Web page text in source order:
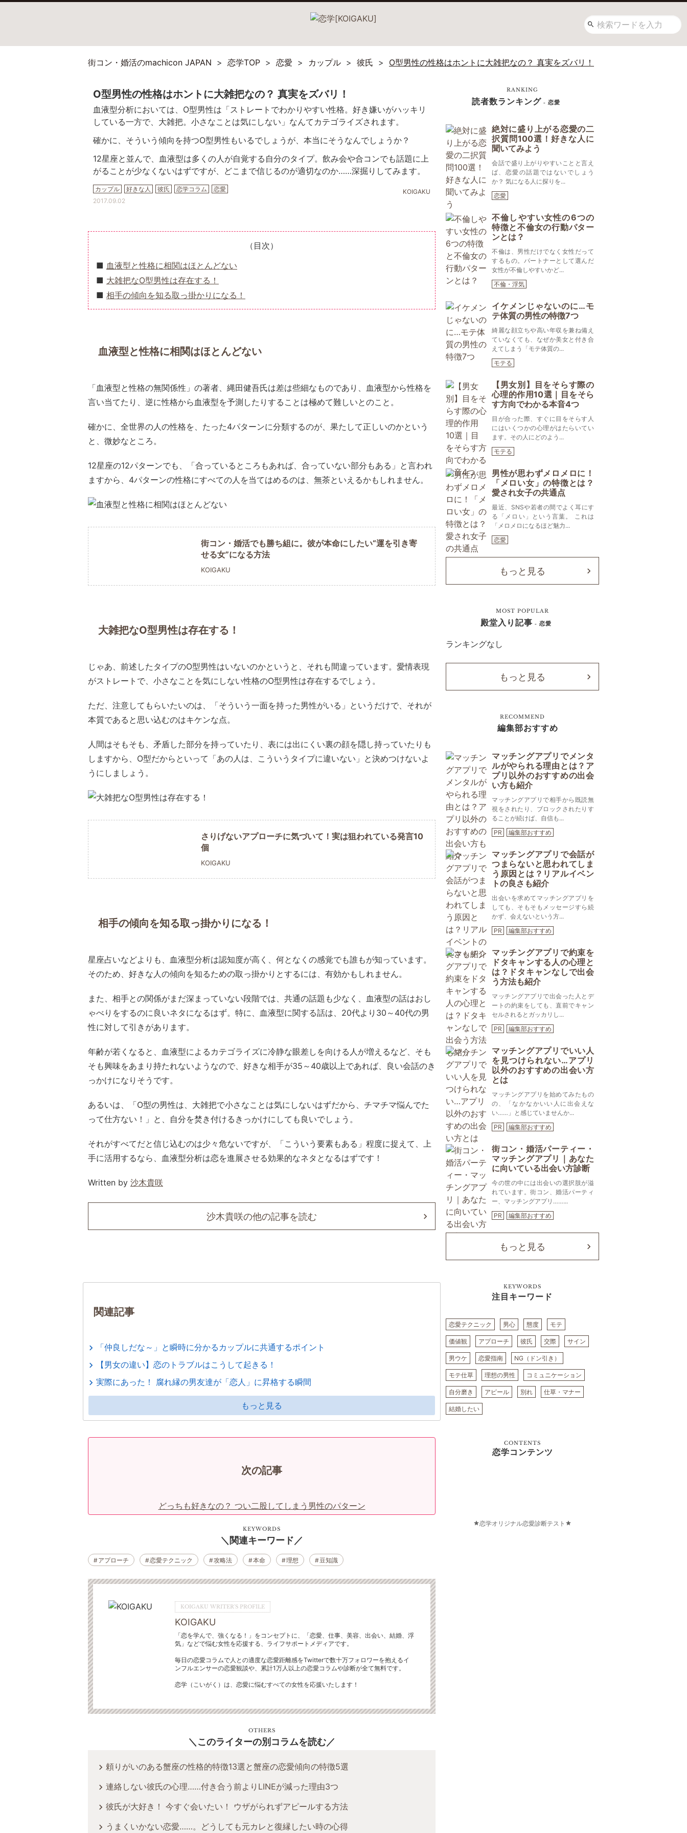
街コン・婚活のmachicon JAPAN 恋学TOP 恋愛 カップル 彼氏 O型男性の性格はホントに大雑把なの？ 真実をズバリ！
O型男性の性格はホントに大雑把なの？ 真実をズバリ！
血液型分析においては、O型男性は「ストレートでわかりやすい性格。好き嫌いがハッキリ
している一方で、大雑把。小さなことは気にしない」なんてカテゴライズされます。
確かに、そういう傾向を持つO型男性もいるでしょうが、本当にそうなんでしょうか？
12星座と並んで、血液型は多くの人が自覚する自分のタイプ。飲み会や合コンでも話題に上
がることが少なくないはずですが、どこまで信じるのが適切なのか……深掘りしてみます。
カップル 好きな人 彼氏 恋学コラム 恋愛
KOIGAKU
2017.09.02
（目次）
血液型と性格に相関はほとんどない
大雑把なO型男性は存在する！
相手の傾向を知る取っ掛かりになる！
血液型と性格に相関はほとんどない
「血液型と性格の無関係性」の著者、縄田健吾氏は差は些細なものであり、血液型から性格を
言い当てたり、逆に性格から血液型を予測したりすることは極めて難しいとのこと。
確かに、全世界の人の性格を、たった4パターンに分類するのが、果たして正しいのかという
と、微妙なところ。
12星座の12パターンでも、「合っているところもあれば、合っていない部分もある」と言われ
ますから、4パターンの性格にすべての人を当てはめるのは、無茶といえるかもしれません。
街コン・婚活でも勝ち組に。彼が本命にしたい“運を引き寄
せる女”になる方法
KOIGAKU
大雑把なO型男性は存在する！
じゃあ、前述したタイプのO型男性はいないのかというと、それも間違っています。愛情表現
がストレートで、小さなことを気にしない性格のO型男性は存在するでしょう。
ただ、注意してもらいたいのは、「そういう一面を持った男性がいる」というだけで、それが
本質であると思い込むのはキケンな点。
人間はそもそも、矛盾した部分を持っていたり、表には出にくい裏の顔を隠し持っていたりも
しますから、O型だからといって「あの人は、こういうタイプに違いない」と決めつけないよ
うにしましょう。
さりげないアプローチに気づいて！実は狙われている発言10
個
KOIGAKU
相手の傾向を知る取っ掛かりになる！
星座占いなどよりも、血液型分析は認知度が高く、何となくの感覚でも誰もが知っています。
そのため、好きな人の傾向を知るための取っ掛かりとするには、有効かもしれません。
また、相手との関係がまだ深まっていない段階では、共通の話題も少なく、血液型の話はおし
ゃべりをするのに良いネタになるはず。特に、血液型に関する話は、20代より30～40代の男
性に対して引きがあります。
年齢が若くなると、血液型によるカテゴライズに冷静な眼差しを向ける人が増えるなど、そも
そも興味をあまり持たれないようなので、好きな相手が35～40歳以上であれば、良い会話のき
っかけになりそうです。
あるいは、「O型の男性は、大雑把で小さなことは気にしないはずだから、チマチマ悩んでた
って仕方ない！」と、自分を焚き付けるきっかけにしても良いでしょう。
それがすべてだと信じ込むのは少々危ないですが、「こういう要素もある」程度に捉えて、上
手に活用するなら、血液型分析は恋を進展させる効果的なネタとなるはずです！
Written by 沙木貴咲
沙木貴咲の他の記事を読む
関連記事
「仲良しだな～」と瞬時に分かるカップルに共通するポイント
【男女の違い】恋のトラブルはこうして起きる！
実際にあった！ 腐れ縁の男友達が「恋人」に昇格する瞬間
もっと見る
次の記事
どっちも好きなの？ つい二股してしまう男性のパターン
KEYWORDS
関連キーワード
アプローチ 恋愛テクニック 攻略法 本命 理想 豆知識
KOIGAKU WRITER'S PROFILE
KOIGAKU
「恋を学んで、強くなる！」をコンセプトに、「恋愛、仕事、美容、出会い、結婚、浮
気」などで悩む女性を応援する、ライフサポートメディアです。
毎日の恋愛コラムで人との適度な恋愛距離感をTwitterで数十万フォロワーを抱えるイ
ンフルエンサーの恋愛観談や、累計1万人以上の恋愛コラムや診断が全て無料です。
恋学（こいがく）は、恋愛に悩むすべての女性を応援いたします！
OTHERS
このライターの別コラムを読む
頼りがいのある蟹座の性格的特徴13選と蟹座の恋愛傾向の特徴5選
連絡しない彼氏の心理……付き合う前よりLINEが減った理由3つ
彼氏が大好き！ 今すぐ会いたい！ ウザがられずアピールする方法
うまくいかない恋愛……。どうしても元カレと復縁したい時の心得
RANKING
読者数ランキング - 恋愛
絶対に盛り上がる恋愛の二
択質問100選！好きな人に
聞いてみよう
会話で盛り上がりやすいことと言え
ば、恋愛の話題ではないでしょう
か？ 気になる人に探りを...
恋愛
不倫しやすい女性の6つの
特徴と不倫女の行動パター
ンとは？
不倫は、男性だけでなく女性だって
するもの。パートナーとして選んだ
女性が不倫しやすいかど...
不倫・浮気
イケメンじゃないのに…モ
テ体質の男性の特徴7つ
綺麗な顔立ちや高い年収を兼ね備え
ていなくても、なぜか美女と付き合
えてしまう「モテ体質の...
モテる
【男女別】目をそらす際の
心理的作用10選｜目をそら
す方向でわかる本音4つ
目が合った際、すぐに目をそらす人
にはいくつかの心理がはたらいてい
ます。その人にどのよう...
モテる
男性が思わずメロメロに！
「メロい女」の特徴とは？
愛され女子の共通点
最近、SNSや若者の間でよく耳にす
る「メロい」という言葉。 これは
「メロメロになるほど魅力...
恋愛
もっと見る
MOST POPULAR
殿堂入り記事 - 恋愛
ランキングなし
もっと見る
RECOMMEND
編集部おすすめ
マッチングアプリでメンタ
ルがやられる理由とは？ア
プリ以外のおすすめの出会
い方も紹介
マッチングアプリで相手から既読無
視をされたり、ブロックされたりす
ることが続けば、自信も...
PR
編集部おすすめ
マッチングアプリで会話が
つまらないと思われてしま
う原因とは？リアルイベン
トの良さも紹介
出会いを求めてマッチングアプリを
しても、そもそもメッセージすら続
かず、会えないという方...
PR
編集部おすすめ
マッチングアプリで約束を
ドタキャンする人の心理と
は？ドタキャンなしで出会
う方法も紹介
マッチングアプリで出会った人とデ
ートの約束をしても、直前でキャン
セルされるとガッカリし...
PR
編集部おすすめ
マッチングアプリでいい人
を見つけられない…アプリ
以外のおすすめの出会い方
とは
マッチングアプリを始めてみたもの
の、「なかなかいい人に出会えな
い……」と感じていませんか...
PR
編集部おすすめ
街コン・婚活パーティー・
マッチングアプリ｜あなた
に向いている出会い方診断
今の世の中には出会いの選択肢が溢
れています。街コン、婚活パーティ
ー、マッチングアプリ……...
PR
編集部おすすめ
もっと見る
KEYWORDS
注目キーワード
恋愛テクニック 男心 態度 モテ
価値観 アプローチ 彼氏 交際 サイン
男ウケ 恋愛指南 NG（ドン引き）
モテ仕草 理想の男性 コミュニケーション
自分磨き アピール 別れ 仕草・マナー
結婚したい
CONTENTS
恋学コンテンツ
恋学オリジナル恋愛診断テスト